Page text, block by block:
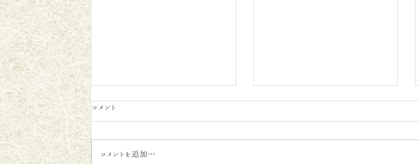
コメント
コメントを追加…